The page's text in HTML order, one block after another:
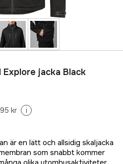
Explore jacka Black
kr i
är en lätt och allsidig skaljacka
som snabbt kommer